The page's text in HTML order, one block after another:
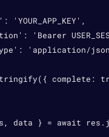
'YOUR_APP_KEY',
'Bearer
'application/
complete:
data } = await